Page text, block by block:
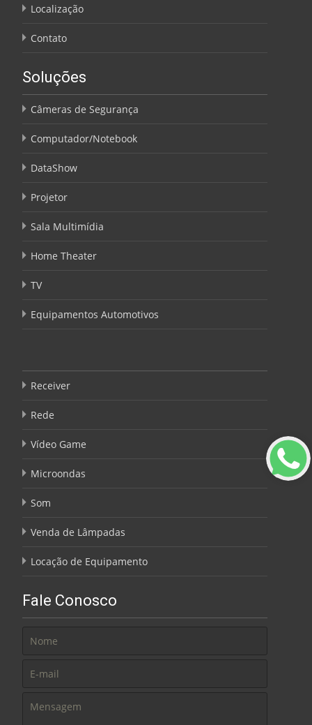
Localização
Contato
Soluções
Câmeras de Segurança
Computador/Notebook
DataShow
Projetor
Sala Multimídia
Home Theater
TV
Equipamentos Automotivos
Receiver
Rede
Vídeo Game
Microondas
Som
Venda de Lâmpadas
Locação de Equipamento
Fale Conosco